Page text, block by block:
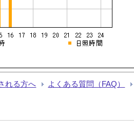
れる方へ よくある質問（FAQ）